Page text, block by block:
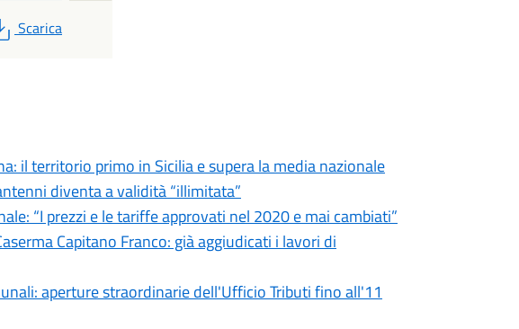
PDF
Scarica
il territorio primo in Sicilia e supera la media nazionale
diventa a validità “illimitata”
“I prezzi e le tariffe approvati nel 2020 e mai cambiati”
Capitano Franco: già aggiudicati i lavori di
aperture straordinarie dell'Ufficio Tributi fino all'11